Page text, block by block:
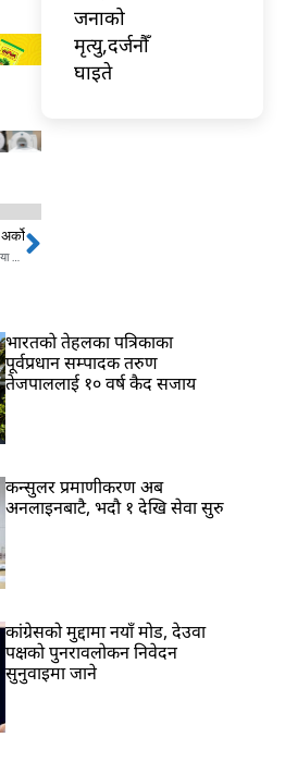
अर्को
नोबेलले शल्यक्रिया मार्फत फेरिदियो ५ बर्षे बालिकाको अनुहार Next
जनाको
मृत्यु,दर्जनौँ
घाइते
भारतकाे तेहलका पत्रिकाका
पूर्वप्रधान सम्पादक तरुण
तेजपाललाई १० वर्ष कैद सजाय
कन्सुलर प्रमाणीकरण अब
अनलाइनबाटै, भदौ १ देखि सेवा सुरु
कांग्रेसको मुद्दामा नयाँ मोड, देउवा
पक्षको पुनरावलोकन निवेदन
सुनुवाइमा जाने